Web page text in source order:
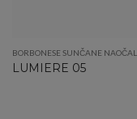
BORBONESE SUNČANE
LUMIERE 05